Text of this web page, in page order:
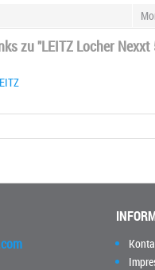
zu "LEITZ Locher